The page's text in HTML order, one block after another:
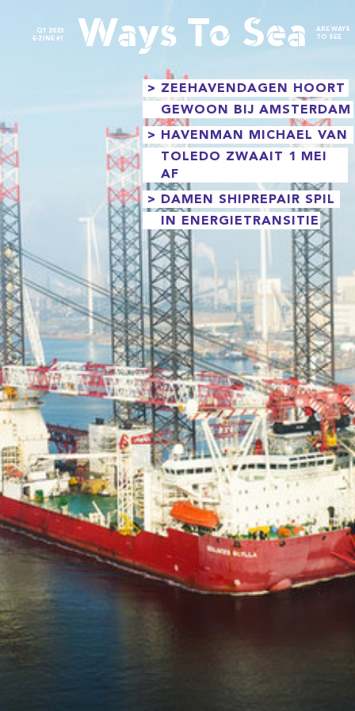
Ways To Sea
ARE WAYS
TO SEE
Q1 2023
E-ZINE #1
> ZEEHAVENDAGEN HOORT
GEWOON BIJ AMSTERDAM
> HAVENMAN MICHAEL VAN
TOLEDO ZWAAIT 1 MEI
AF
> DAMEN SHIPREPAIR SPIL
IN ENERGIETRANSITIE